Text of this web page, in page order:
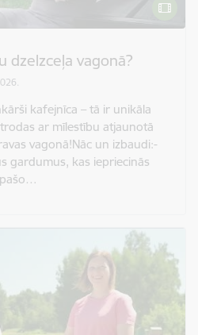
dzelzceļa vagonā?
kafejnīca – tā ir unikāla
ar mīlestību atjaunotā
vagonā!Nāc un izbaudi:-
gardumus, kas iepriecinās